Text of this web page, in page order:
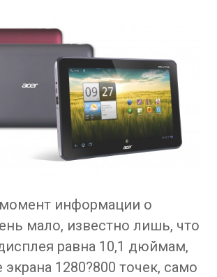
информации о
мало, известно лишь, что
равна 10,1 дюймам,
1280?800 точек, само